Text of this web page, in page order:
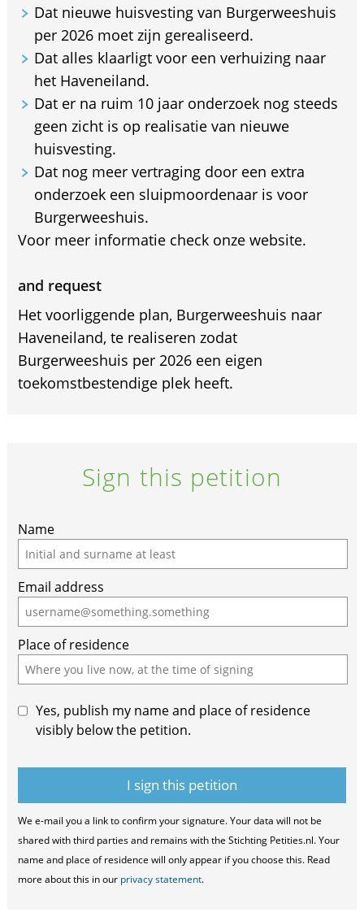
Dat nieuwe huisvesting van Burgerweeshuis
per 2026 moet zijn gerealiseerd.
Dat alles klaarligt voor een verhuizing naar
het Haveneiland.
Dat er na ruim 10 jaar onderzoek nog steeds
geen zicht is op realisatie van nieuwe
huisvesting.
Dat nog meer vertraging door een extra
onderzoek een sluipmoordenaar is voor
Burgerweeshuis.
Voor meer informatie check onze website.
and request
Het voorliggende plan, Burgerweeshuis naar
Haveneiland, te realiseren zodat
Burgerweeshuis per 2026 een eigen
toekomstbestendige plek heeft.
Sign this petition
Name
Email address
Place of residence
Yes, publish my name and place of residence
visibly below the petition.
We e-mail you a link to confirm your signature. Your data will not be
shared with third parties and remains with the Stichting Petities.nl. Your
name and place of residence will only appear if you choose this. Read
more about this in our privacy statement.